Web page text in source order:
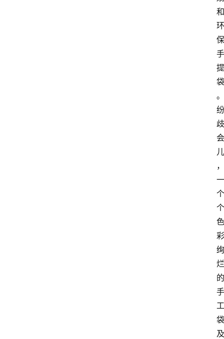
和
环
保
手
提
袋
。
纷
歧
会
儿
，
一
个
个
色
彩
绚
烂
的
手
工
袋
及